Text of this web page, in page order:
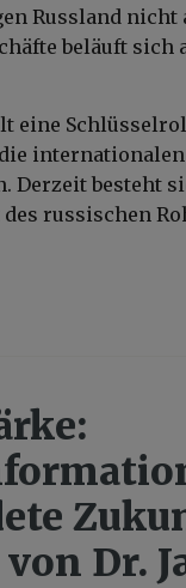
Russland nicht
beläuft sich
eine
internationalen
Derzeit besteht
russischen
Dr.